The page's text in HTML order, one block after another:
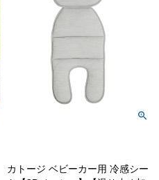
カトージ ベビーカー用 冷感シー